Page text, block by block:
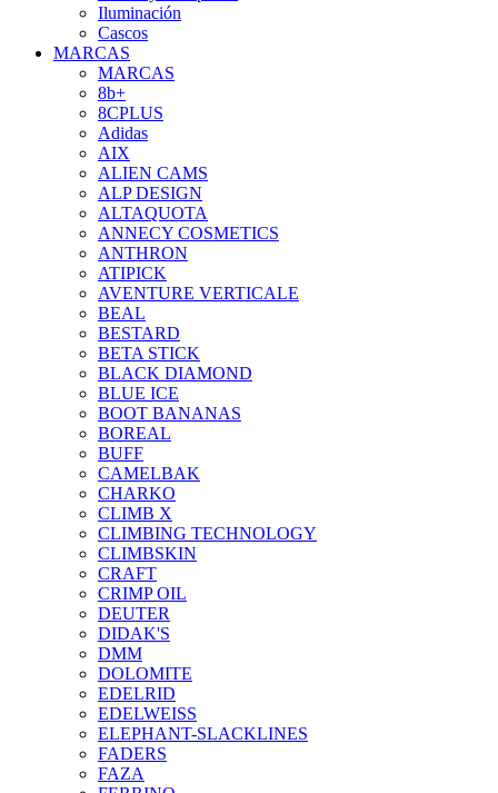
Iluminación
Cascos
MARCAS
MARCAS
8b+
8CPLUS
Adidas
AIX
ALIEN CAMS
ALP DESIGN
ALTAQUOTA
ANNECY COSMETICS
ANTHRON
ATIPICK
AVENTURE VERTICALE
BEAL
BESTARD
BETA STICK
BLACK DIAMOND
BLUE ICE
BOOT BANANAS
BOREAL
BUFF
CAMELBAK
CHARKO
CLIMB X
CLIMBING TECHNOLOGY
CLIMBSKIN
CRAFT
CRIMP OIL
DEUTER
DIDAK'S
DMM
DOLOMITE
EDELRID
EDELWEISS
ELEPHANT-SLACKLINES
FADERS
FAZA